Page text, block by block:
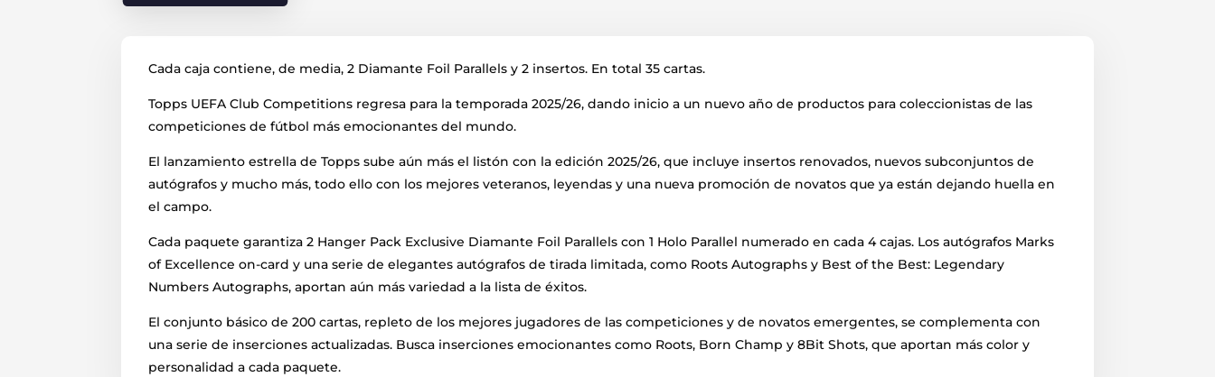
Cada caja contiene, de media, 2 Diamante Foil Parallels y 2 insertos. En total 35 cartas.
Topps UEFA Club Competitions regresa para la temporada 2025/26, dando inicio a un nuevo año de productos para coleccionistas de las
competiciones de fútbol más emocionantes del mundo.
El lanzamiento estrella de Topps sube aún más el listón con la edición 2025/26, que incluye insertos renovados, nuevos subconjuntos de
autógrafos y mucho más, todo ello con los mejores veteranos, leyendas y una nueva promoción de novatos que ya están dejando huella en
el campo.
Cada paquete garantiza 2 Hanger Pack Exclusive Diamante Foil Parallels con 1 Holo Parallel numerado en cada 4 cajas. Los autógrafos Marks
of Excellence on-card y una serie de elegantes autógrafos de tirada limitada, como Roots Autographs y Best of the Best: Legendary
Numbers Autographs, aportan aún más variedad a la lista de éxitos.
El conjunto básico de 200 cartas, repleto de los mejores jugadores de las competiciones y de novatos emergentes, se complementa con
una serie de inserciones actualizadas. Busca inserciones emocionantes como Roots, Born Champ y 8Bit Shots, que aportan más color y
personalidad a cada paquete.